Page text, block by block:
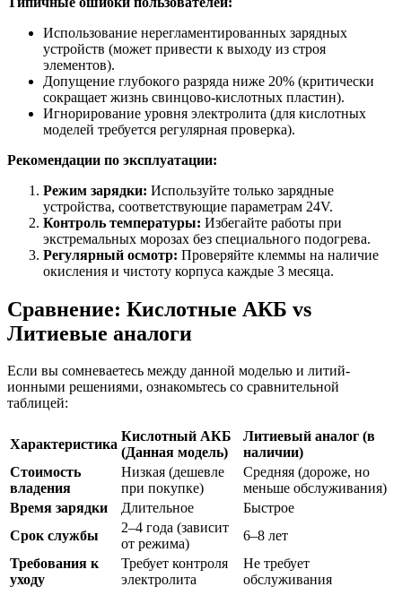
Использование нерегламентированных зарядных
устройств (может привести к выходу из строя
элементов).
Допущение глубокого разряда ниже 20% (критически
сокращает жизнь свинцово-кислотных пластин).
Игнорирование уровня электролита (для кислотных
моделей требуется регулярная проверка).
Рекомендации по эксплуатации:
Режим зарядки: Используйте только зарядные
устройства, соответствующие параметрам 24V.
Контроль температуры: Избегайте работы при
экстремальных морозах без специального подогрева.
Регулярный осмотр: Проверяйте клеммы на наличие
окисления и чистоту корпуса каждые 3 месяца.
Сравнение: Кислотные АКБ vs
Литиевые аналоги
Если вы сомневаетесь между данной моделью и литий-
ионными решениями, ознакомьтесь со сравнительной
таблицей:
Характеристика
Кислотный АКБ
(Данная модель)
Литиевый аналог (в
наличии)
Стоимость
владения
Низкая (дешевле
при покупке)
Средняя (дороже, но
меньше обслуживания)
Время зарядки
Длительное
Быстрое
Срок службы
2–4 года (зависит
от режима)
6–8 лет
Требования к
уходу
Требует контроля
электролита
Не требует
обслуживания